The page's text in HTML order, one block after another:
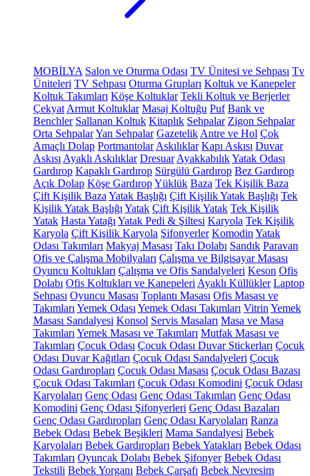
MOBİLYA Salon ve Oturma Odası TV Ünitesi ve Sehpası Tv
Üniteleri TV Sehpası Oturma Grupları Koltuk ve Kanepeler
Koltuk Takımları Köşe Koltuklar Tekli Koltuk ve Berjerler
Çekyat Armut Koltuklar Masaj Koltuğu Puf Bank ve
Benchler Sallanan Koltuk Kitaplık Sehpalar Zigon Sehpalar
Orta SehpalarYan Sehpalar Gazetelik Antre ve Hol Çok
Amaçlı Dolap Portmantolar Askılıklar Kapı Askısı Duvar
Askısı Ayaklı Askılıklar Dresuar AyakkabılıkYatak Odası
Gardırop Kapaklı Gardırop Sürgülü Gardırop Bez Gardırop
Açık Dolap Köşe GardıropYüklük Baza Tek Kişilik Baza
Çift Kişilik Baza Yatak Başlığı Çift Kişilik Yatak Başlığı Tek
Kişilik Yatak Başlığı Yatak Çift Kişilik Yatak Tek Kişilik
Yatak Hasta Yatağı Yatak Pedi & Şiltesi Karyola Tek Kişilik
Karyola Çift Kişilik Karyola Şifonyerler Komodin Yatak
Odası Takımları Makyaj Masası Takı Dolabı Sandık Paravan
Ofis ve Çalışma Mobilyaları Çalışma ve Bilgisayar Masası
Oyuncu Koltukları Çalışma ve Ofis Sandalyeleri Keson Ofis
Dolabı Ofis Koltukları ve Kanepeleri Ayaklı Küllükler Laptop
Sehpası Oyuncu Masası Toplantı Masası Ofis Masası ve
Takımları Yemek Odası Yemek Odası Takımları Vitrin Yemek
Masası Sandalyesi Konsol Servis Masaları Masa ve Masa
Takımları Yemek Masası ve Takımları Mutfak Masası ve
Takımları Çocuk Odası Çocuk Odası Duvar Stickerları Çocuk
Odası Duvar Kağıtları Çocuk Odası Sandalyeleri Çocuk
Odası Gardıropları Çocuk Odası Masası Çocuk Odası Bazası
Çocuk Odası Takımları Çocuk Odası Komodini Çocuk Odası
Karyolaları Genç Odası Genç Odası Takımları Genç Odası
Komodini Genç Odası Şifonyerleri Genç Odası Bazaları
Genç Odası Gardıropları Genç Odası Karyolaları Ranza
Bebek Odası Bebek Beşikleri Mama Sandalyesi Bebek
Karyolaları Bebek Gardıropları Bebek Yatakları Bebek Odası
Takımları Oyuncak Dolabı Bebek Şifonyer Bebek Odası
Tekstili Bebek Yorganı Bebek Çarşafı Bebek Nevresim